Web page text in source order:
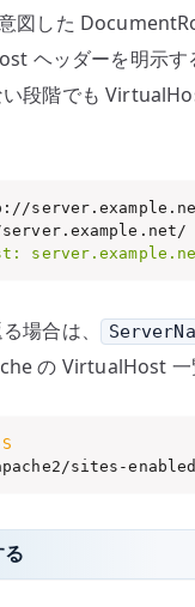
図した
ヘッダーを明示す
段階でも
場合は、
の VirtualHost 一
sites-